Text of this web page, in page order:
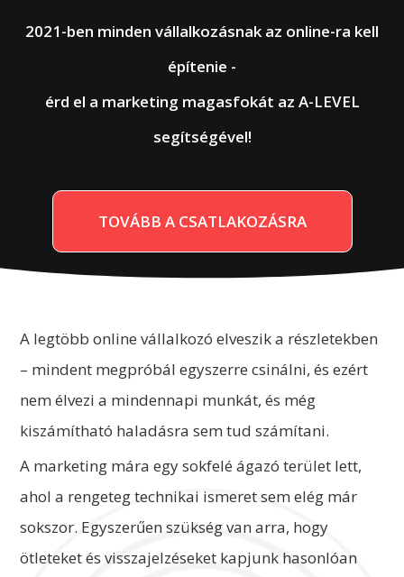
2021-ben minden vállalkozásnak az online-ra kell
építenie -
érd el a marketing magasfokát az A-LEVEL
segítségével!
TOVÁBB A CSATLAKOZÁSRA
A legtöbb online vállalkozó elveszik a részletekben
– mindent megpróbál egyszerre csinálni, és ezért
nem élvezi a mindennapi munkát, és még
kiszámítható haladásra sem tud számítani.
A marketing mára egy sokfelé ágazó terület lett,
ahol a rengeteg technikai ismeret sem elég már
sokszor. Egyszerűen szükség van arra, hogy
ötleteket és visszajelzéseket kapjunk hasonlóan